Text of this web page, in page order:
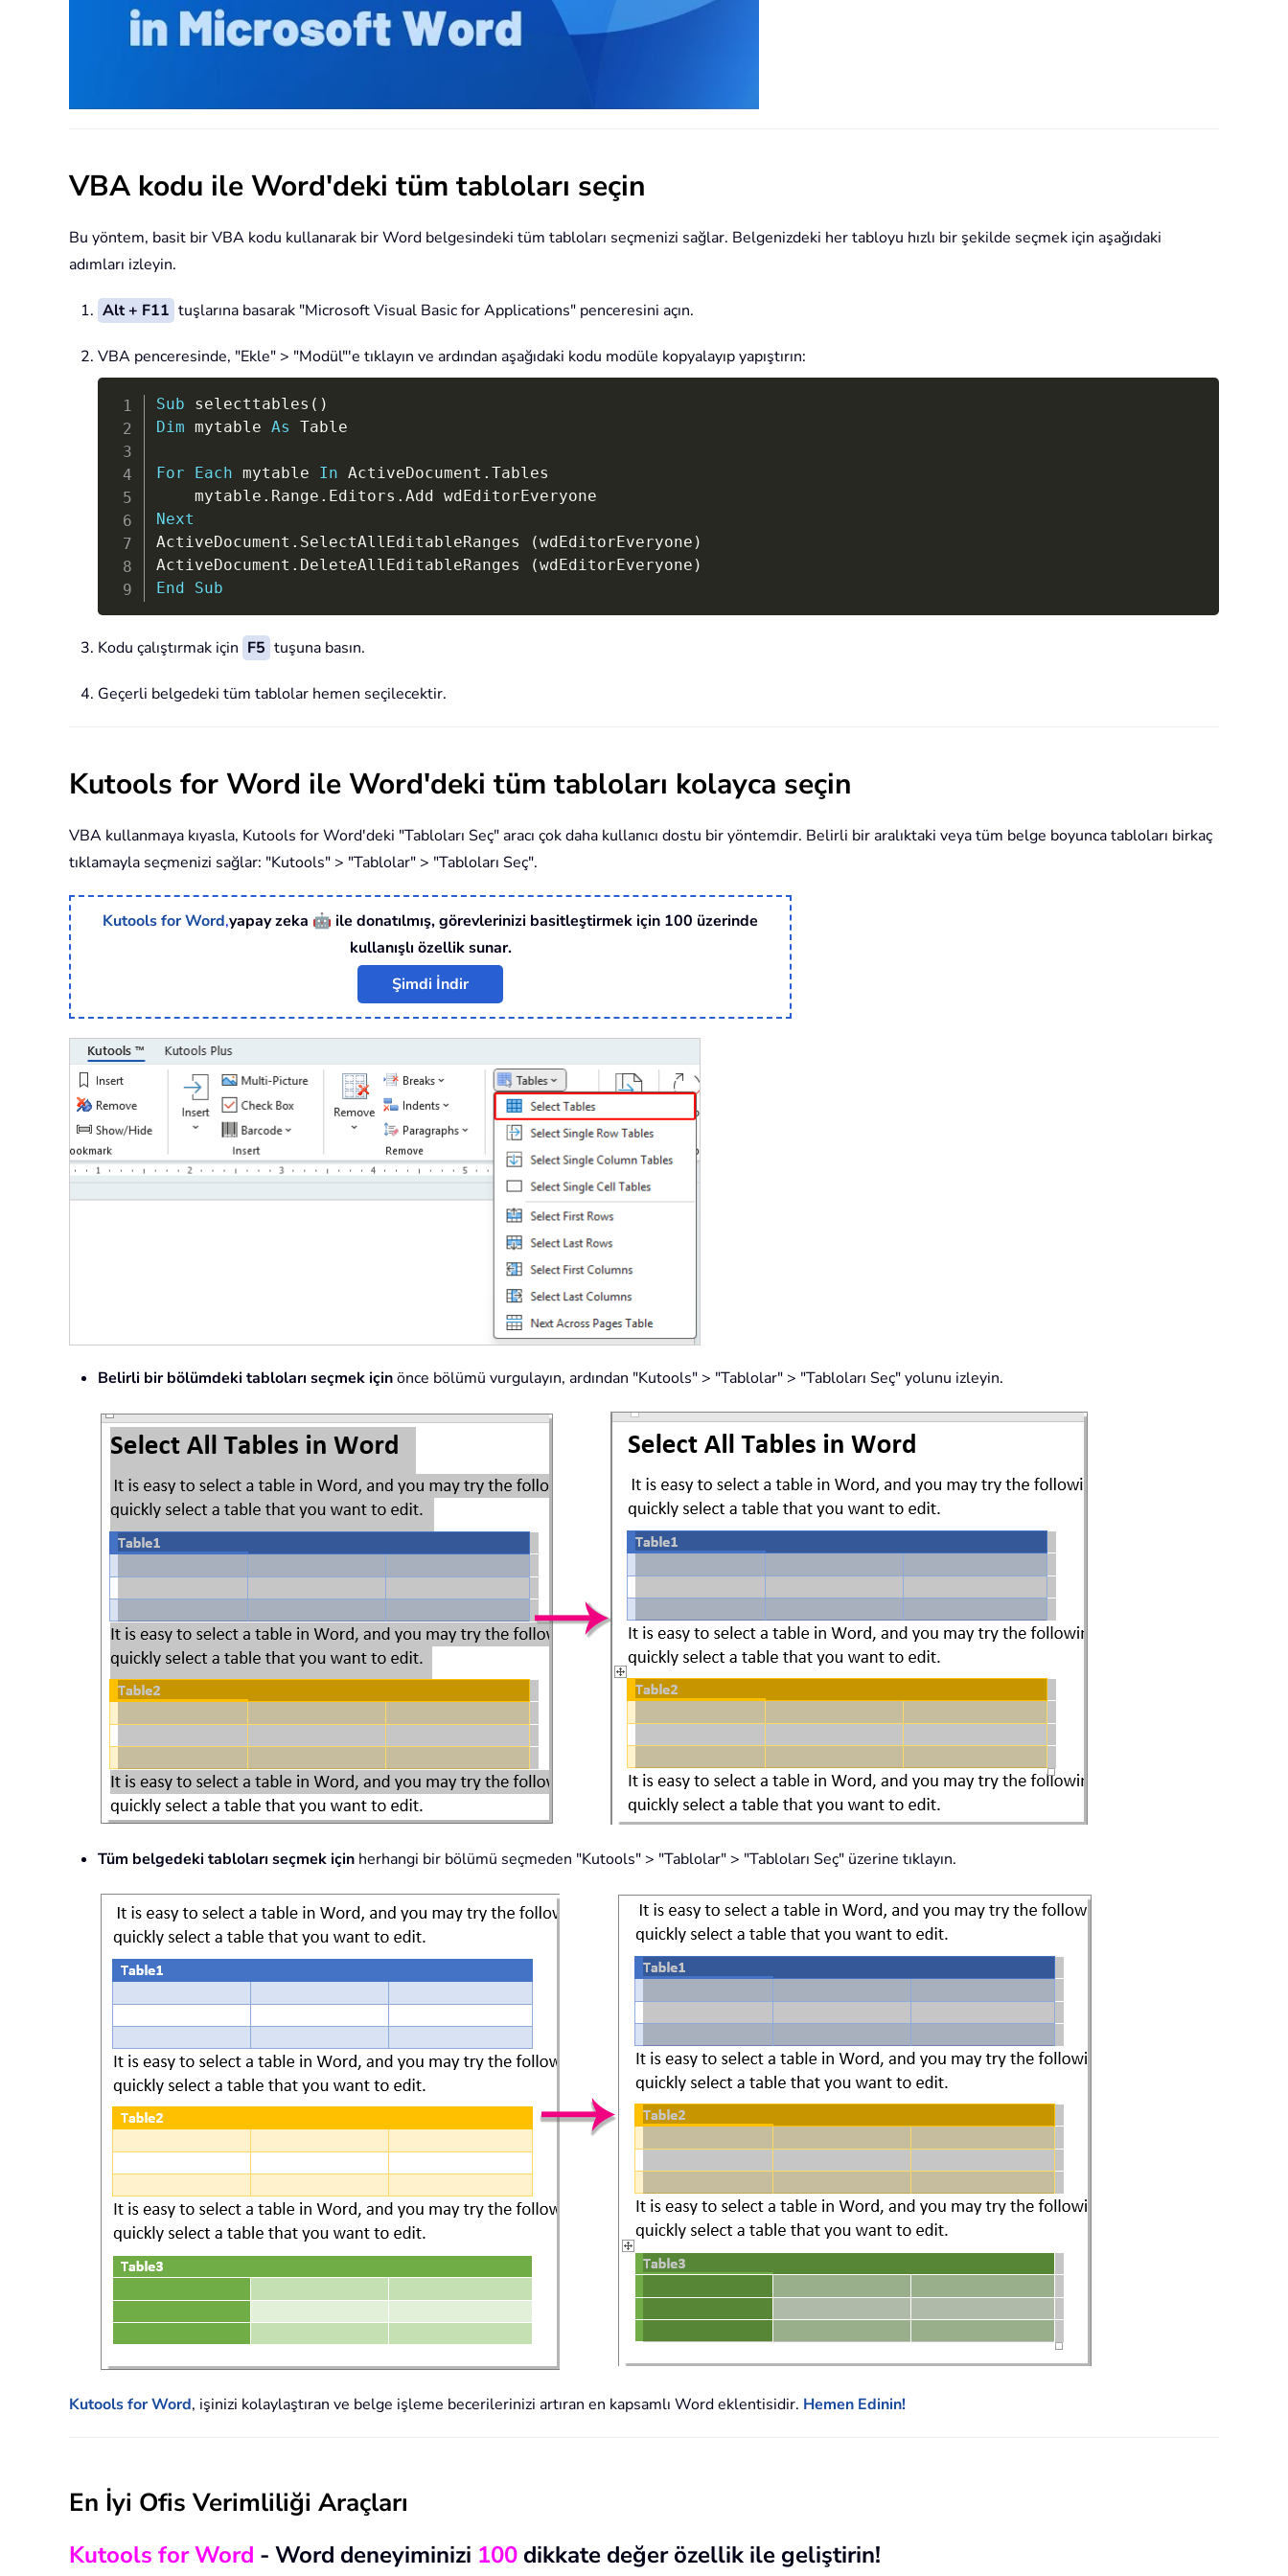
VBA kodu ile Word'deki tüm tabloları seçin
Bu yöntem, basit bir VBA kodu kullanarak bir Word belgesindeki tüm tabloları seçmenizi sağlar. Belgenizdeki her tabloyu hızlı bir şekilde seçmek için aşağıdaki
adımları izleyin.
Alt + F11 tuşlarına basarak "Microsoft Visual Basic for Applications" penceresini açın.
VBA penceresinde, "Ekle" > "Modül"'e tıklayın ve ardından aşağıdaki kodu modüle kopyalayıp yapıştırın:
Sub selecttables ( )
Dim mytable As Table
For Each mytable In ActiveDocument . Tables
	mytable
. Range . Editors .
Next
ActiveDocument . SelectAllEditableRanges (wdEditorEveryone )
ActiveDocument . DeleteAllEditableRanges (wdEditorEveryone )
End
Sub
Kodu çalıştırmak için F5 tuşuna basın.
Geçerli belgedeki tüm tablolar hemen seçilecektir.
Kutools for Word ile Word'deki tüm tabloları kolayca seçin
VBA kullanmaya kıyasla, Kutools for Word'deki "Tabloları Seç" aracı çok daha kullanıcı dostu bir yöntemdir. Belirli bir aralıktaki veya tüm belge boyunca tabloları birkaç
tıklamayla seçmenizi sağlar: "Kutools" > "Tablolar" > "Tabloları Seç".
Kutools for Word,yapay zeka 🤖 ile donatılmış, görevlerinizi basitleştirmek için 100 üzerinde
kullanışlı özellik sunar.
Şimdi İndir
Belirli bir bölümdeki tabloları seçmek içinönce bölümü vurgulayın, ardından "Kutools" > "Tablolar" > "Tabloları Seç" yolunu izleyin.
Tüm belgedeki tabloları seçmek için herhangi bir bölümü seçmeden "Kutools" > "Tablolar" > "Tabloları Seç" üzerine tıklayın.
Kutools for Word, işinizi kolaylaştıran ve belge işleme becerilerinizi artıran en kapsamlı Word eklentisidir. Hemen Edinin!
En İyi Ofis Verimliliği Araçları
Kutools for Word - Word deneyiminizi 100 dikkate değer özellik ile geliştirin!